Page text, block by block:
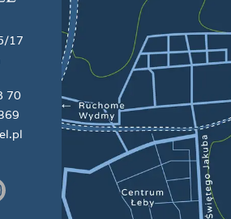
17
70